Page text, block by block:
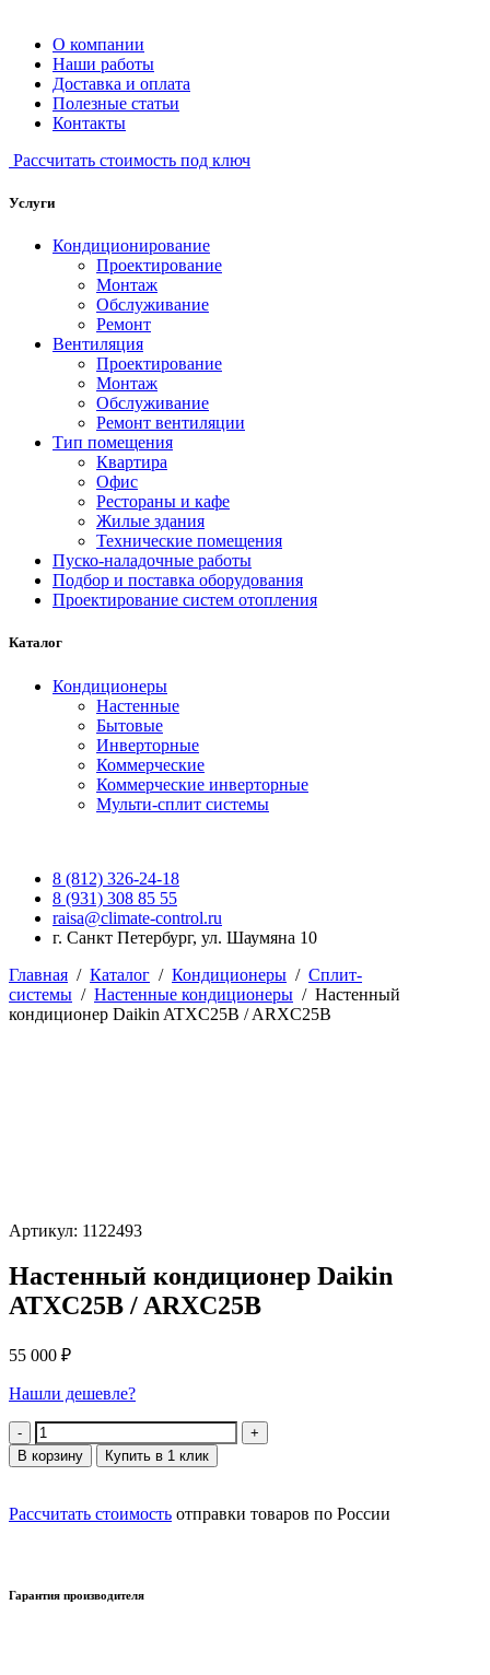
О компании
Наши работы
Доставка и оплата
Полезные статьи
Контакты
Рассчитать стоимость под ключ
Услуги
Кондиционирование
Проектирование
Монтаж
Обслуживание
Ремонт
Вентиляция
Проектирование
Монтаж
Обслуживание
Ремонт вентиляции
Тип помещения
Квартира
Офис
Рестораны и кафе
Жилые здания
Технические помещения
Пуско-наладочные работы
Подбор и поставка оборудования
Проектирование систем отопления
Каталог
Кондиционеры
Настенные
Бытовые
Инверторные
Коммерческие
Коммерческие инверторные
Мульти-сплит системы
8 (812) 326-24-18
8 (931) 308 85 55
raisa@climate-control.ru
г. Санкт Петербург, ул. Шаумяна 10
Главная / Каталог / Кондиционеры / Сплит-
системы / Настенные кондиционеры / Настенный
кондиционер Daikin ATXC25B / ARXC25B
Артикул: 1122493
Настенный кондиционер Daikin
ATXC25B / ARXC25B
55 000 ₽
Нашли дешевле?
Количество
В корзину Купить в 1 клик
Рассчитать стоимость отправки товаров по России
Гарантия производителя